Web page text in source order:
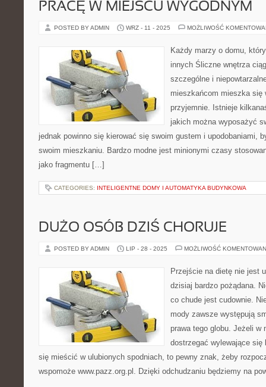
PRACĘ W MIEJSCU WYGODNYM
POSTED BY ADMIN WRZ - 11 - 2025 MOŻLIWOŚĆ
Każdy marzy o domu,
innych Śliczne wnętrza
szczególne i
mieszkańcom mieszka się
przyjemnie. Istnieje
jakich można wyposażyć
jednak powinno się kierować się swoim gustem i upodobaniami,
swoim mieszkaniu. Bardzo modne jest minionymi czasy
jako fragmentu […]
CATEGORIES: INTELIGENTNE DOMY I AUTOMATYKA BUDYNKOWA
DUŻO OSÓB DZIŚ CHORUJE
POSTED BY ADMIN LIP - 28 - 2025 MOŻLIWOŚĆ
Przejście na dietę nie jest
dzisiaj bardzo pożądana.
co chude jest cudownie.
mody zawsze występują
prawa tego globu. Jeżeli w
dostrzegać wylewające
się mieścić w ulubionych spodniach, to pewny znak, żeby
wspomoże www.pazz.org.pl. Dzięki odchudzaniu będziemy na